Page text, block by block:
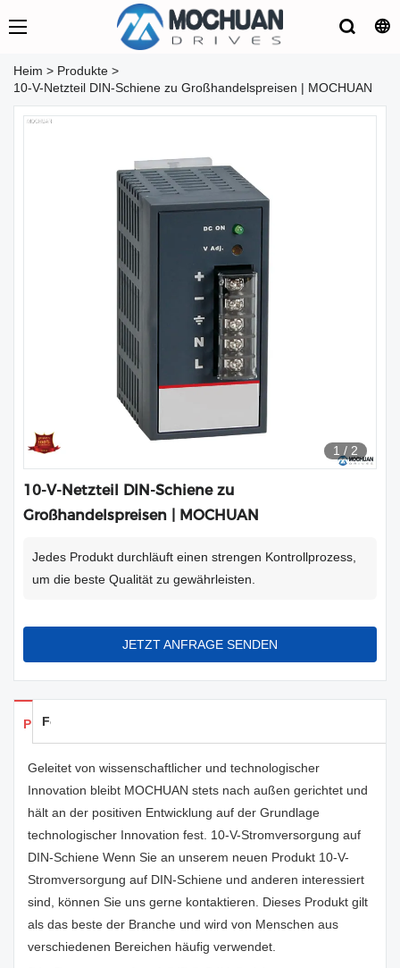
Heim > Produkte >
10-V-Netzteil DIN-Schiene zu Großhandelspreisen | MOCHUAN
1 / 2
10-V-Netzteil DIN-Schiene zu
Großhandelspreisen | MOCHUAN
Jedes Produkt durchläuft einen strengen Kontrollprozess,
um die beste Qualität zu gewährleisten.
JETZT ANFRAGE SENDEN
Produkte Details
Feedback
Geleitet von wissenschaftlicher und technologischer
Innovation bleibt MOCHUAN stets nach außen gerichtet und
hält an der positiven Entwicklung auf der Grundlage
technologischer Innovation fest. 10-V-Stromversorgung auf
DIN-Schiene Wenn Sie an unserem neuen Produkt 10-V-
Stromversorgung auf DIN-Schiene und anderen interessiert
sind, können Sie uns gerne kontaktieren. Dieses Produkt gilt
als das beste der Branche und wird von Menschen aus
verschiedenen Bereichen häufig verwendet.